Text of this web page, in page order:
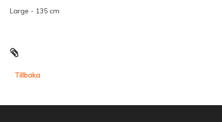
Large - 135 cm
Tillbaka